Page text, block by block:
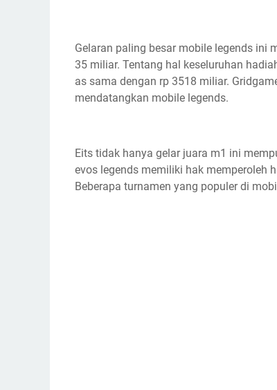
Gelaran paling besar mobile legends ini
35 miliar. Tentang hal keseluruhan
as sama dengan rp 3518 miliar.
mendatangkan mobile legends.
Eits tidak hanya gelar juara m1 ini
evos legends memiliki hak memperoleh
Beberapa turnamen yang populer di